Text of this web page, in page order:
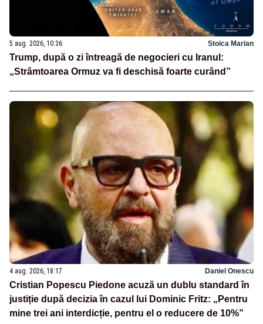
5 aug. 2026, 10:36 Stoica Marian
Trump, după o zi întreagă de negocieri cu Iranul:
„Strâmtoarea Ormuz va fi deschisă foarte curând”
4 aug. 2026, 18:17 Daniel Onescu
Cristian Popescu Piedone acuză un dublu standard în
justiție după decizia în cazul lui Dominic Fritz: „Pentru
mine trei ani interdicție, pentru el o reducere de 10%”